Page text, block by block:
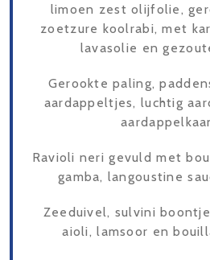
limoen zest olijfolie,
zoetzure koolrabi, met
lavasolie en
Gerookte paling,
aardappeltjes, luchtig
Ravioli neri gevuld met
gamba, langoustine
Zeeduivel, sulvini
aioli, lamsoor en